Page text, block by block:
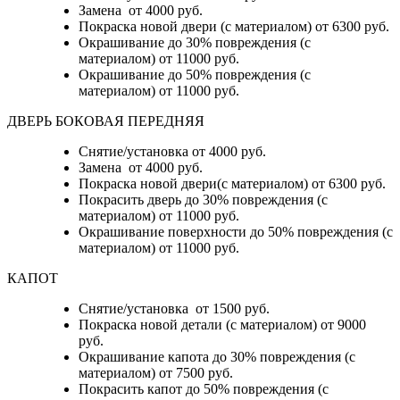
Замена от 4000 руб.
Покраска новой двери (с материалом) от 6300 руб.
Окрашивание до 30% повреждения (с
материалом) от 11000 руб.
Окрашивание до 50% повреждения (с
материалом) от 11000 руб.
ДВЕРЬ БОКОВАЯ ПЕРЕДНЯЯ
Снятие/установка от 4000 руб.
Замена от 4000 руб.
Покраска новой двери(с материалом) от 6300 руб.
Покрасить дверь до 30% повреждения (с
материалом) от 11000 руб.
Окрашивание поверхности до 50% повреждения (с
материалом) от 11000 руб.
КАПОТ
Снятие/установка от 1500 руб.
Покраска новой детали (с материалом) от 9000
руб.
Окрашивание капота до 30% повреждения (с
материалом) от 7500 руб.
Покрасить капот до 50% повреждения (с